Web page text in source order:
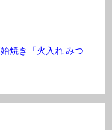
焼き「火入れ みつ